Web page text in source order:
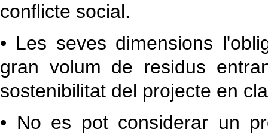
conflicte social.
• Les seves dimensions
gran volum de residus
sostenibilitat del projecte en
• No es pot considerar un